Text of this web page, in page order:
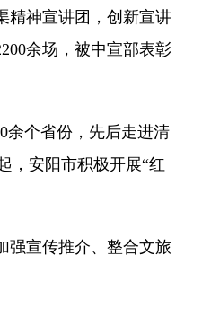
精神宣讲团，创新宣讲
余场，被中宣部表彰
个省份，先后走进清
，安阳市积极开展“红
宣传推介、整合文旅